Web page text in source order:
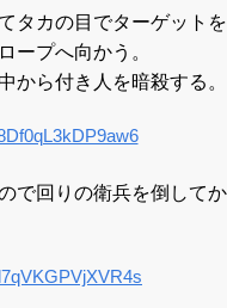
タカの目でターゲット
ープへ向かう。
から付き人を暗殺する。
で回りの衛兵を倒してか